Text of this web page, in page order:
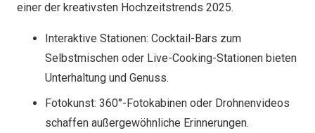
einer der kreativsten Hochzeitstrends 2025.
Interaktive Stationen: Cocktail-Bars zum
Selbstmischen oder Live-Cooking-Stationen bieten
Unterhaltung und Genuss.
Fotokunst: 360°-Fotokabinen oder Drohnenvideos
schaffen außergewöhnliche Erinnerungen.